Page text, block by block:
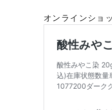
オンラインショ